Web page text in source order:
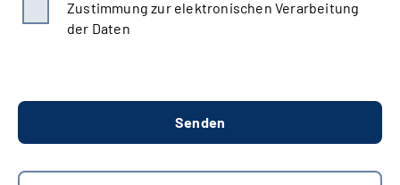
Zustimmung zur elektronischen Verarbeitung
der Daten